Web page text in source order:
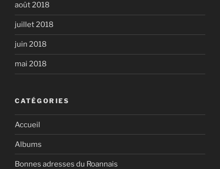
août 2018
juillet 2018
juin 2018
mai 2018
CATÉGORIES
Accueil
Albums
Bonnes adresses du Roannais